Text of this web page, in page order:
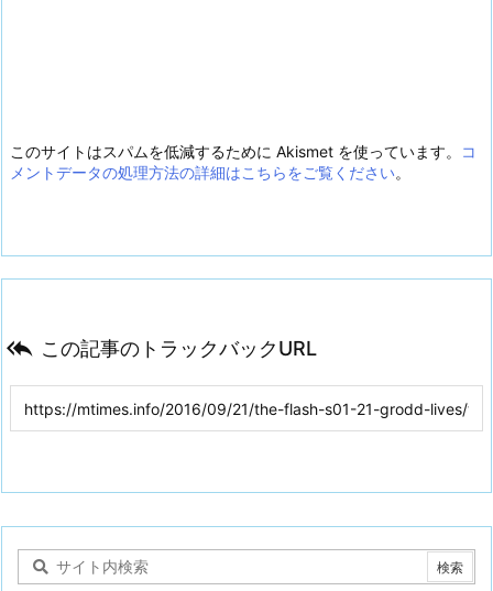
このサイトはスパムを低減するために Akismet を使っています。
コ
メントデータの処理方法の詳細はこちらをご覧ください。
 この記事のトラックバックURL